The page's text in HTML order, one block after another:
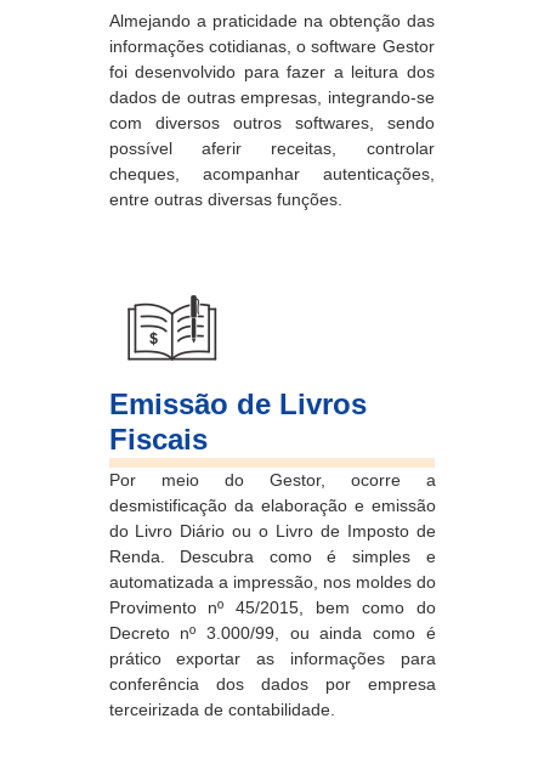
Almejando a praticidade na obtenção das
informações cotidianas, o software Gestor
foi desenvolvido para fazer a leitura dos
dados de outras empresas, integrando-se
com diversos outros softwares, sendo
possível aferir receitas, controlar
cheques, acompanhar autenticações,
entre outras diversas funções.
Emissão de Livros
Fiscais
Por meio do Gestor, ocorre a
desmistificação da elaboração e emissão
do Livro Diário ou o Livro de Imposto de
Renda. Descubra como é simples e
automatizada a impressão, nos moldes do
Provimento nº 45/2015, bem como do
Decreto nº 3.000/99, ou ainda como é
prático exportar as informações para
conferência dos dados por empresa
terceirizada de contabilidade.